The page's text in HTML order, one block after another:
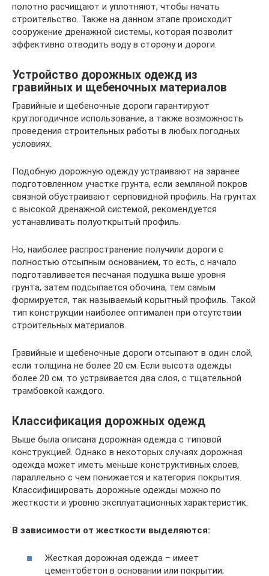
полотно расчищают и уплотняют, чтобы начать
строительство. Также на данном этапе происходит
сооружение дренажной системы, которая позволит
эффективно отводить воду в сторону и дороги.
Устройство дорожных одежд из
гравийных и щебеночных материалов
Гравийные и щебеночные дороги гарантируют
круглогодичное использование, а также возможность
проведения строительных работы в любых погодных
условиях.
Подобную дорожную одежду устраивают на заранее
подготовленном участке грунта, если земляной покров
связной обустраивают серповидной профиль. На грунтах
с высокой дренажной системой, рекомендуется
устанавливать полуоткрытый профиль.
Но, наиболее распространение получили дороги с
полностью отсыпным основанием, то есть, с начало
подготавливается песчаная подушка выше уровня
грунта, затем подсыпается обочина, тем самым
формируется, так называемый корытный профиль. Такой
тип конструкции наиболее оптимален при отсутствии
строительных материалов.
Гравийные и щебеночные дороги отсыпают в один слой,
если толщина не более 20 см. Если высота одежды
более 20 см. то устраивается два слоя, с тщательной
трамбовкой каждого.
Классификация дорожных одежд
Выше была описана дорожная одежда с типовой
конструкцией. Однако в некоторых случаях дорожная
одежда может иметь меньше конструктивных слоев,
параллельно с чем понижается и категория покрытия.
Классифицировать дорожные одежды можно по
жесткости и уровню эксплуатационных характеристик.
В зависимости от жесткости выделяются:
Жесткая дорожная одежда – имеет
цементобетон в основании или покрытии;